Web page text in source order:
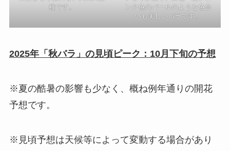
種です。
ンク色のパールのような色合
いも美しいバラです。
2025年「秋バラ」の見頃ピーク：10月下旬の予想
※夏の酷暑の影響も少なく、概ね例年通りの開花
予想です。
※見頃予想は天候等によって変動する場合があり